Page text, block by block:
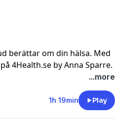
berättar om din hälsa. Med
på4Health.se by Anna Sparre.
...more
1h 19min Play